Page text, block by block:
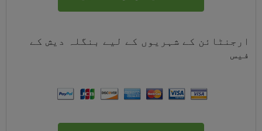
ارجنٹائن کے شہریوں کے لیے بنگلہ دیش کے
فیس